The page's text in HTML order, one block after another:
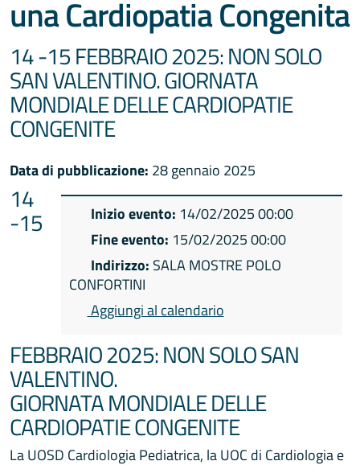
una Cardiopatia Congenita
14 -15 FEBBRAIO 2025: NON SOLO
SAN VALENTINO. GIORNATA
MONDIALE DELLE CARDIOPATIE
CONGENITE
Data di pubblicazione: 28 gennaio 2025
Inizio evento: 14/02/2025 00:00
Fine evento: 15/02/2025 00:00
Indirizzo: SALA MOSTRE POLO
CONFORTINI
Aggiungi al calendario
14
-15
FEBBRAIO 2025: NON SOLO SAN
VALENTINO.
GIORNATA MONDIALE DELLE
CARDIOPATIE CONGENITE
La UOSD Cardiologia Pediatrica, la UOC di Cardiologia e